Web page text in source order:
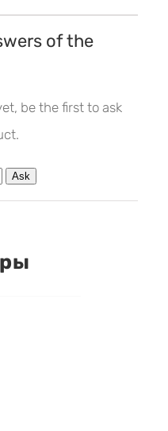
of the
be the first to ask